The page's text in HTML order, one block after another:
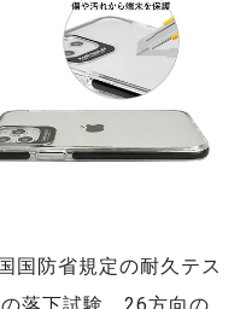
国防省規定の耐久テス